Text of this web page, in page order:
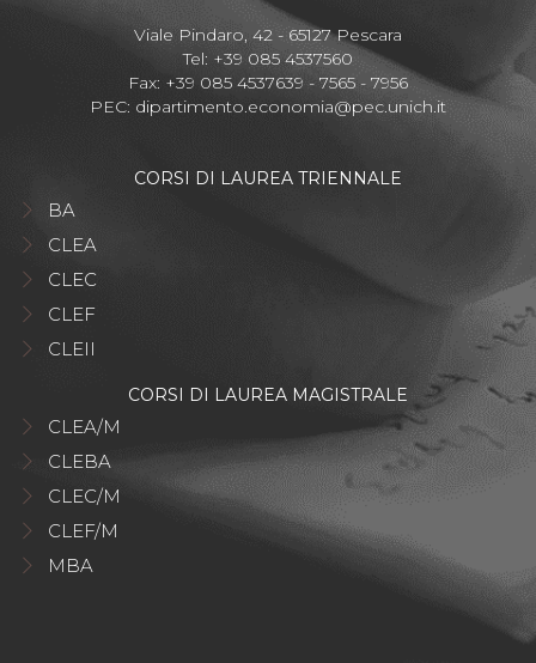
Viale Pindaro, 42 - 65127 Pescara
Tel: +39 085 4537560
Fax: +39 085 4537639 - 7565 - 7956
PEC: dipartimento.economia@pec.unich.it
CORSI DI LAUREA TRIENNALE
BA
CLEA
CLEC
CLEF
CLEII
CORSI DI LAUREA MAGISTRALE
CLEA/M
CLEBA
CLEC/M
CLEF/M
MBA